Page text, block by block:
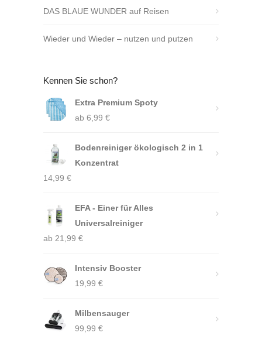
DAS BLAUE WUNDER auf Reisen
Wieder und Wieder – nutzen und putzen
Kennen Sie schon?
Extra Premium Spoty
ab 6,99 €
Bodenreiniger ökologisch 2 in 1
Konzentrat
14,99 €
EFA - Einer für Alles
Universalreiniger
ab 21,99 €
Intensiv Booster
19,99 €
Milbensauger
99,99 €